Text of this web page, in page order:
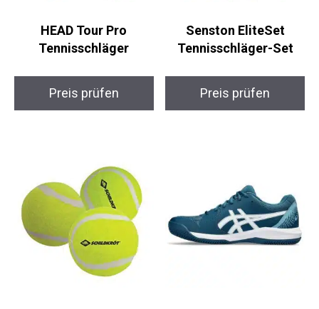
HEAD Tour Pro
Tennisschläger
Preis prüfen
Senston EliteSet
Tennisschläger-Set
Preis prüfen